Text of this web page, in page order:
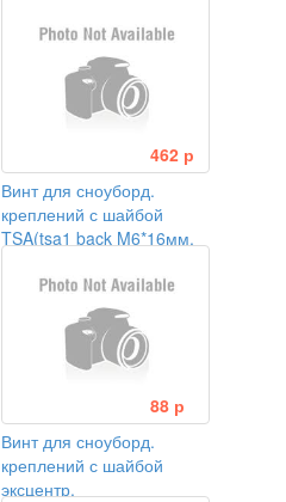
462 р
Винт для сноуборд.
креплений с шайбой
TSA(tsa1 back M6*16мм,
88 р
Винт для сноуборд.
креплений с шайбой
эксцентр.